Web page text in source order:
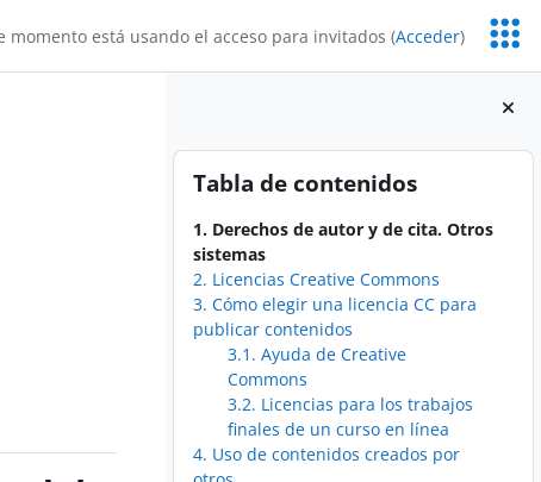
momento está usando el acceso para invitados (Acceder)
Bloques
Salta Tabla de contenidos
Tabla de contenidos
1. Derechos de autor y de cita. Otros
sistemas
2. Licencias Creative Commons
3. Cómo elegir una licencia CC para
publicar contenidos
3.1. Ayuda de Creative
Commons
3.2. Licencias para los trabajos
finales de un curso en línea
4. Uso de contenidos creados por